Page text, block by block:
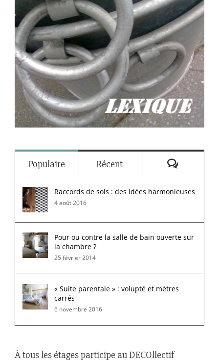
Populaire Récent
Raccords de sols : des idées harmonieuses
4 août 2016
Pour ou contre la salle de bain ouverte sur
la chambre ?
25 février 2014
« Suite parentale » : volupté et mètres
carrés
6 novembre 2016
À tous les étages participe au DECOllectif